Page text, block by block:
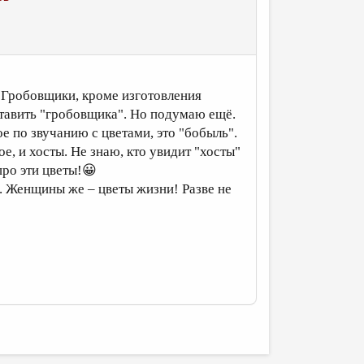
кроме изготовления
"гробовщика". Но подумаю ещё.
по звучанию с цветами, это "бобыль".
и хосты. Не знаю, кто увидит "хосты"
эти цветы!😀
Женщины же – цветы жизни! Разве не